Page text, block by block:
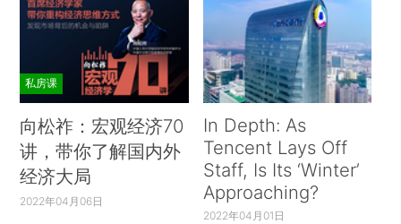
私房课
向松祚：宏观经济70
讲，带你了解国内外
经济大局
2022年04月06日
In Depth: As
Tencent Lays Off
Staff, Is Its ‘Winter’
Approaching?
2022年04月01日